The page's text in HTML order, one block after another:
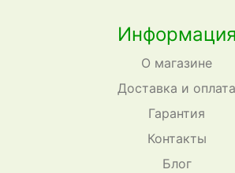
Информация
О магазине
Доставка и оплата
Гарантия
Контакты
Блог